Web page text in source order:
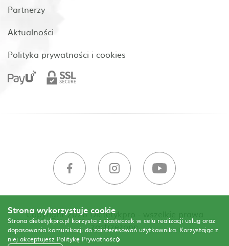
Partnerzy
Aktualności
Polityka prywatności i cookies
Copyright 2026 Dietetykpro - wszelkie prawa
zastrzeżone
Strona wykorzystuje cookie
Strona dietetykpro.pl korzysta z ciasteczek w celu realizacji usług oraz
dopasowania komunikacji do zainteresowań użytkownika. Korzystając z
niej akceptujesz Politykę Prywatności